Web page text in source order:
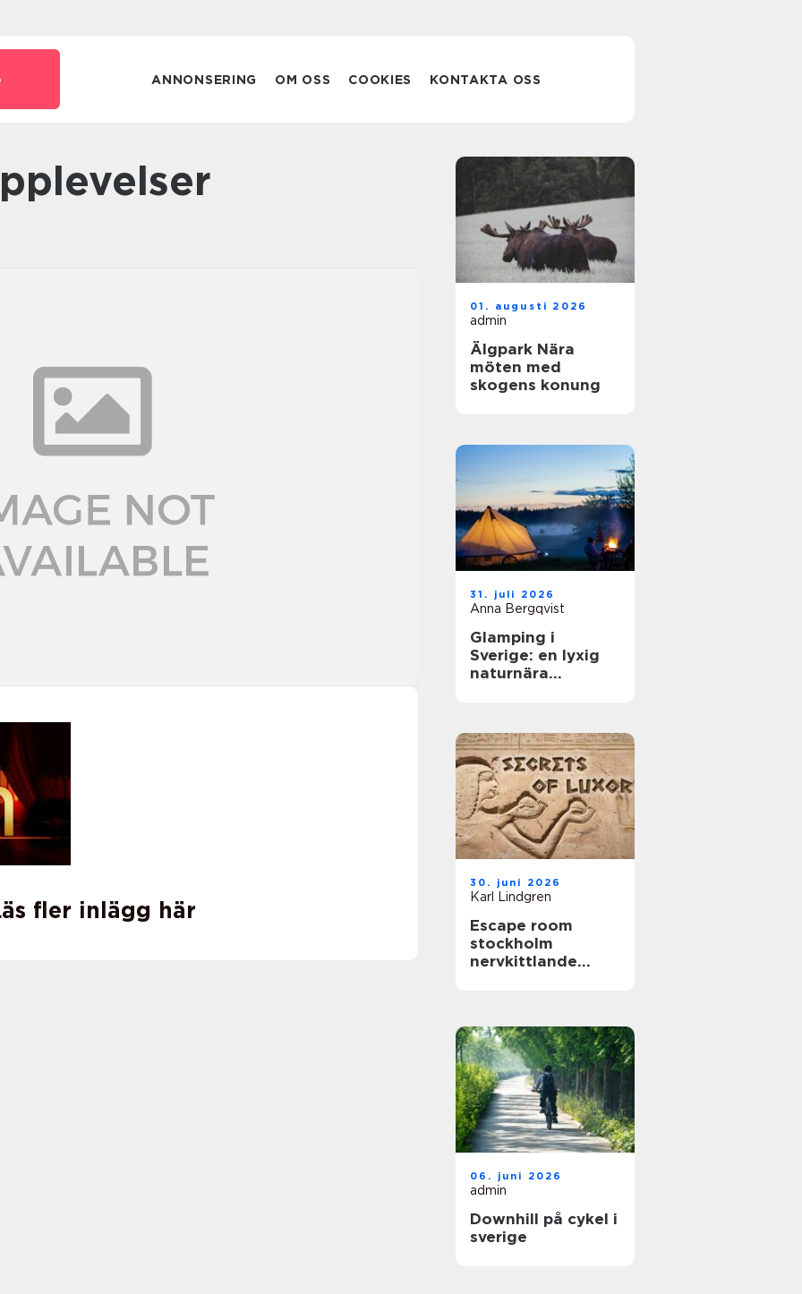
ANNONSERING OM OSS COOKIES KONTAKTA OSS
fler inlägg här
01. augusti 2026
admin
Älgpark Nära
möten med
skogens konung
31. juli 2026
Anna Bergqvist
Glamping i
Sverige: en lyxig
naturnära
30. juni 2026
Karl Lindgren
Escape room
stockholm
nervkittlande
06. juni 2026
admin
Downhill på cykel i
sverige